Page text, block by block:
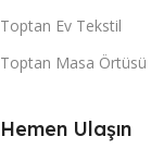
Toptan Ev Tekstil
Toptan Masa Örtüsü
Hemen Ulaşın